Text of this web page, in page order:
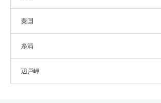
粟国
糸満
辺戸岬